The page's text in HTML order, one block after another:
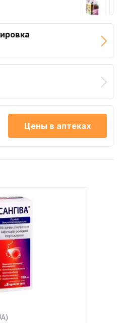
Цены в аптеках